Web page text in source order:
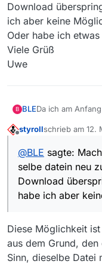
Download
ich aber keine
Oder habe ich
Viele Grüß
Uwe
B BLEDa ich am
von Sendungen
Prozess fragt
überschreiben
arbeitet der
die Datei. Macht
neu zu laden
keine
Oder habe ich
Viele Grüß
Uwe
styrollschrieb am 12.
zuletzt editiert
@BLE sagte:
selbe datein neu
Download
habe ich aber
Diese Möglichkeit
aus dem Grund,
Sinn, dieselbe Datei